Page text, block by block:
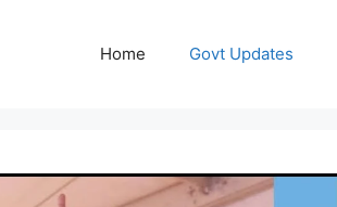
Home Govt Updates